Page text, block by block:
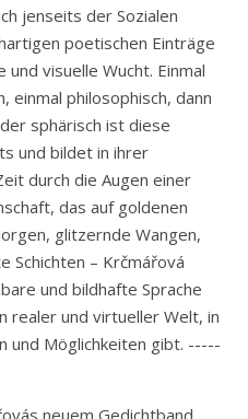
jenseits der Sozialen
poetischen Einträge
visuelle Wucht. Einmal
einmal philosophisch, dann
sphärisch ist diese
und bildet in ihrer
durch die Augen einer
das auf goldenen
glitzernde Wangen,
Schichten – Krčmářová
und bildhafte Sprache
realer und virtueller Welt, in
und Möglichkeiten gibt. -----
neuem Gedichtband